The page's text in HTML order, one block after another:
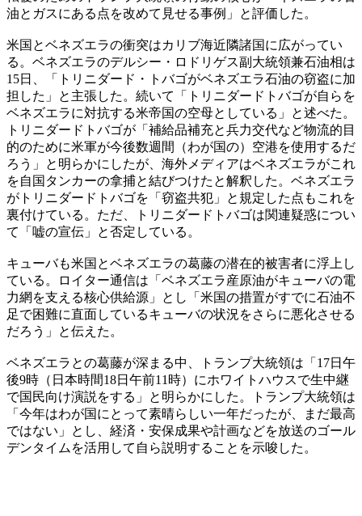
油とガスにある点を改めて見せる事例」と評価した。
米国とベネズエラの衝突はカリブ海近隣諸国に広がってい
る。ベネズエラのデルシー・ロドリゲス副大統領兼石油相は
15日、「トリニダード・トバゴがベネズエラ石油の窃盗に加
担した」と主張した。続いて「トリニダードトバゴが自らを
ベネズエラに対抗する米帝国の空母としている」と述べた。
トリニダードトバゴが「補給品補充と兵力交代など物流的目
的のために米軍が今後数週間（わが国の）空港を使用するだ
ろう」と明らかにしたが、海外メディアはベネズエラがこれ
を自国タンカーの拿捕と結びつけたと解釈した。ベネズエラ
がトリニダードトバゴを「窃盗共犯」と規定した点もこれを
裏付けている。ただ、トリニダードトバゴは関連疑惑につい
て「嘘の宣伝」と否定している。
キューバも米国とベネズエラの葛藤の潜在的被害者に浮上し
ている。ロイター通信は「ベネズエラ産原油がキューバの電
力網を支える核心供給源」とし「米国の措置がすでに石油不
足で困難に直面しているキューバの状況をさらに悪化させる
だろう」と伝えた。
ベネズエラとの葛藤が深まる中、トランプ大統領は「17日午
後9時（日本時間18日午前11時）にホワイトハウスで生中継
で国民向け演説をする」と明らかにした。トランプ大統領は
「今年はわが国にとって素晴らしい一年だったが、まだ最高
ではない」とし、経済・安保成果や計画などを放送のゴール
デンタイムを活用して自ら説明することを示唆した。